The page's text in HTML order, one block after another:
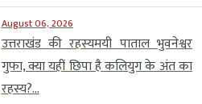
August 06, 2026
उत्तराखंड की रहस्यमयी पाताल भुवनेश्वर
गुफा, क्या यहीं छिपा है कलियुग के अंत का
रहस्य?...